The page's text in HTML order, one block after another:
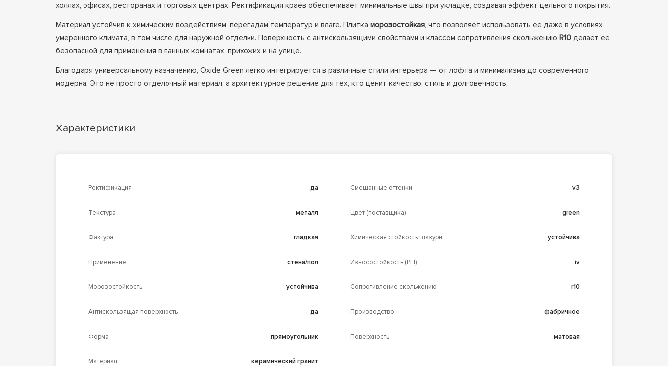
холлах, офисах, ресторанах и торговых центрах. Ректификация краёв обеспечивает минимальные швы при укладке, создавая эффект цельного покрытия.
Материал устойчив к химическим воздействиям, перепадам температур и влаге. Плитка морозостойкая, что позволяет использовать её даже в условиях
умеренного климата, в том числе для наружной отделки. Поверхность с антискользящими свойствами и классом сопротивления скольжению R10делает её
безопасной для применения в ванных комнатах, прихожих и на улице.
Благодаря универсальному назначению, Oxide Green легко интегрируется в различные стили интерьера — от лофта и минимализма до современного
модерна. Это не просто отделочный материал, а архитектурное решение для тех, кто ценит качество, стиль и долговечность.
Характеристики
Ректификация да Смешанные оттенки v3
Текстура металл Цвет (поставщика) green
Фактура гладкая Химическая стойкость глазури устойчива
Применение стена/пол Износостойкость (PEI) iv
Морозостойкость устойчива Сопротивление скольжению r10
Антискользящая поверхность да Производство фабричное
Форма прямоугольник Поверхность матовая
Материал керамический гранит